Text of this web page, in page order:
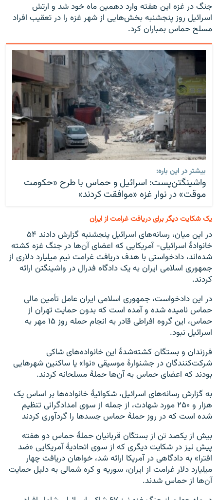
جنگ در غزه این هفته وارد دهمین ماه خود شد و ارتش
اسرائیل روز پنجشنبه بخش‌هایی از شهر غزه را در تعقیب افراد
مسلح حماس بمباران کرد.
بیشتر در این باره:
واشینگتن‌پست: اسرائیل و حماس با طرح «حکومت
موقت» در نوار غزه «موافقت کردند»
یک شکایت دیگر برای دریافت غرامت از ایران
در این میان، رسانه‌های اسرائیل پنجشنبه گزارش دادند ۵۴
خانوادهٔ اسرائیلی- آمریکایی که اعضای آن‌ها در جنگ غزه کشته
شده‌اند، دادخواستی با هدف دریافت غرامت نیم میلیارد دلاری از
جمهوری اسلامی ایران به یک دادگاه فدرال در واشینگتن ارائه
کردند.
در این دادخواست، جمهوری اسلامی ایران عامل تأمین مالی
حماس نامیده شده و آمده است که بدون حمایت تهران از
حماس، این گروه افراطی قادر به انجام حمله روز ۱۵ مهر به
اسرائیل نبود.
فرزندان و بستگان کشته‌شدهٔ این خانواده‌های شاکی
شرکت‌کنندگان در جشنوارهٔ موسیقی «نوا» یا ساکنین شهرهایی
بودند که اعضای حماس به آن‌ها حملهٔ مسلحانه کردند.
به گزارش رسانه‌های اسرائیل، شکوائیهٔ خانواده‌ها بر اساس یک
هزار و ۲۵۰ مورد شهادت، از جمله از سوی امدادگرانی تنظیم
شده است که در روز حملهٔ حماس جسدها را گردآوری کردند
بیش از یکصد تن از بستگان قربانیان حملهٔ حماس دو هفته
پیش نیز در شکایت دیگری که از سوی اتحادیهٔ آمریکایی «ضد
افترا» به دادگاهی در آمریکا ارائه شد، خواهان دریافت چهار
میلیارد دلار غرامت از ایران، سوریه و کره شمالی به دلیل حمایت
آن‌ها از حماس شدند.